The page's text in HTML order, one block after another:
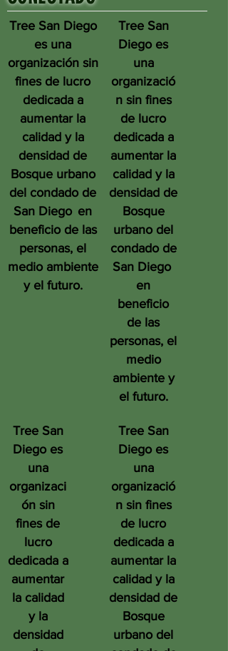
Tree San Diego
es una
organización sin
fines de lucro
dedicada a
aumentar la
calidad y la
densidad de
Bosque urbano
del condado de
San Diego en
beneficio de las
personas, el
medio ambiente
y el futuro.
Tree San
Diego es
una
organizaci
ón sin
fines de
lucro
dedicada a
aumentar
la calidad
y la
densidad
Tree San
Diego es
una
organizació
n sin fines
de lucro
dedicada a
aumentar la
calidad y la
densidad de
Bosque
urbano del
condado de
San Diego
en
beneficio
de las
personas, el
medio
ambiente y
el futuro.
Tree San
Diego es
una
organizació
n sin fines
de lucro
dedicada a
aumentar la
calidad y la
densidad de
Bosque
urbano del